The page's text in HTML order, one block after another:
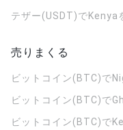
テザー(USDT)でKenya
売りまくる
ビットコイン(BTC)で
ビットコイン(BTC)で
ビットコイン(BTC)で